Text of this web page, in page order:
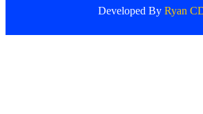
Developed By Ryan